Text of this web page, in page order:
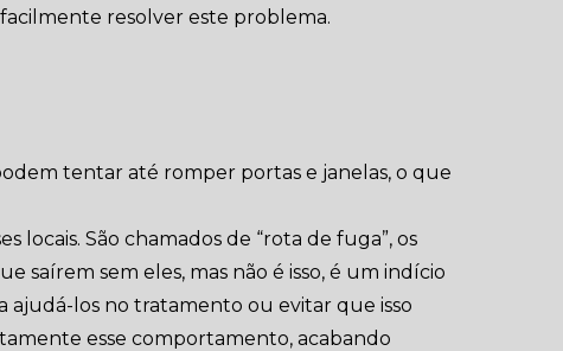
resolver este problema.
tentar até romper portas e janelas, o que
locais. São chamados de “rota de fuga”, os
saírem sem eles, mas não é isso, é um indício
ajudá-los no tratamento ou evitar que isso
esse comportamento, acabando